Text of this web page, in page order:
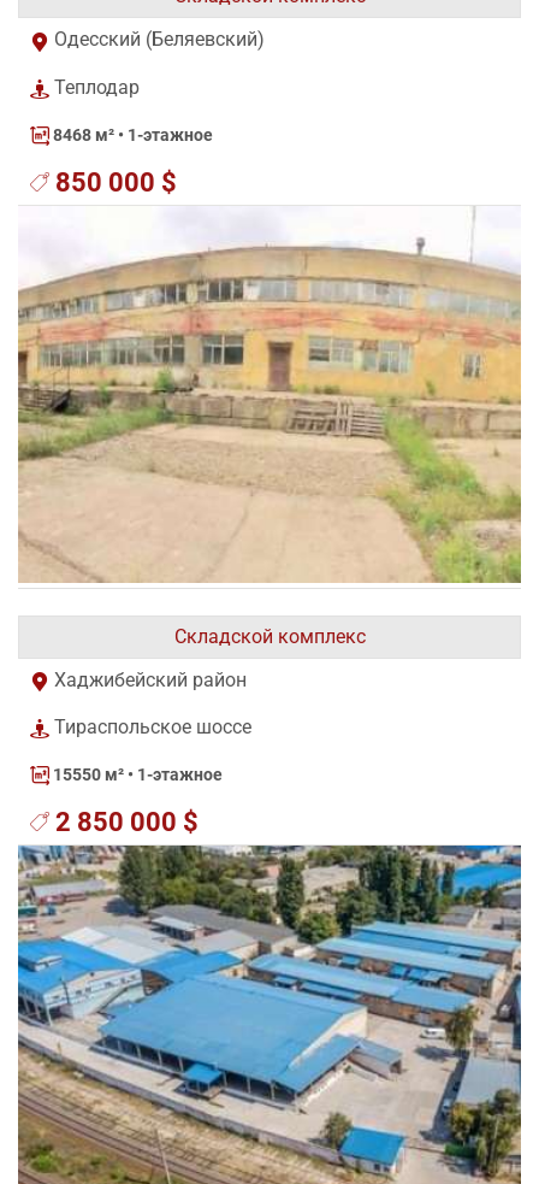
Одесский (Беляевский)
Теплодар
8468 м² • 1-этажное
850 000 $
Складской комплекс
Хаджибейский район
Тираспольское шоссе
15550 м² • 1-этажное
2 850 000 $